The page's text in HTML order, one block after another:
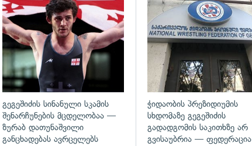
გადახედვა გადახედვა
გეგეშიძის სინანული სკამის
შენარჩუნების მცდელობაა —
ზურაბ დათუნაშვილი
განცხადებას ავრცელებს
ჭიდაობის პრეზიდიუმის
სხდომაზე გეგეშიძის
გადადგომის საკითხზე არ
გვისაუბრია — ფედერაცია